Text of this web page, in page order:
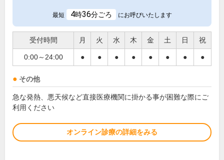
最短 4時36分ごろ にお呼びいたします
受付時間 月 火 水 木 金 土 日 祝
0:00～24:00 ● ● ● ● ● ● ● ●
その他
急な発熱、悪天候など直接医療機関に掛かる事が困難な際にご
利用ください
オンライン診療の詳細をみる